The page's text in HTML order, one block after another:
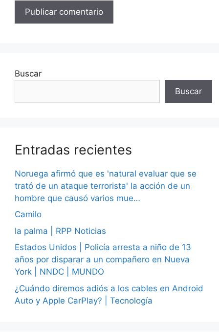
Buscar
Buscar
Entradas recientes
Noruega afirmó que es 'natural evaluar que se
trató de un ataque terrorista' la acción de un
hombre que causó varios mue…
Camilo
la palma | RPP Noticias
Estados Unidos | Policía arresta a niño de 13
años por disparar a un compañero en Nueva
York | NNDC | MUNDO
¿Cuándo diremos adiós a los cables en Android
Auto y Apple CarPlay? | Tecnología